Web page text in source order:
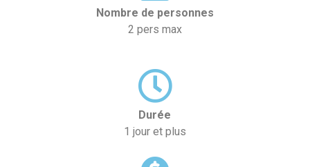
Nombre de personnes
2 pers max
Durée
1 jour et plus